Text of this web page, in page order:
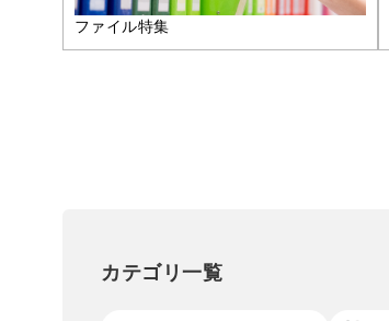
ファイル特集
カテゴリ一覧